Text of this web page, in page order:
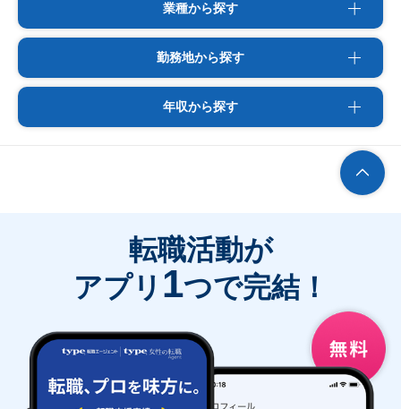
業種から探す
勤務地から探す
年収から探す
転職活動が
アプリ 1つで完結！